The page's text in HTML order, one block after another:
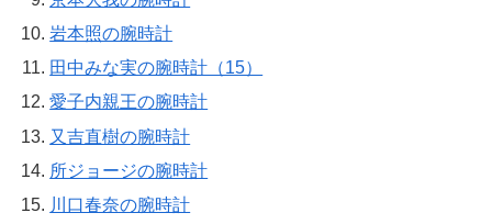
岩本照の腕時計
田中みな実の腕時計（15）
愛子内親王の腕時計
又吉直樹の腕時計
所ジョージの腕時計
川口春奈の腕時計